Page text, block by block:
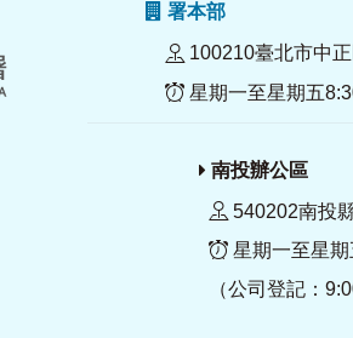
署本部
100210臺北市中
星期一至星期五
南投辦公區
540202南投
星期一至星期
（公司登記：